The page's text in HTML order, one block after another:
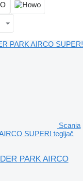
Scania
SUPER! tegljač
PARK AIRCO